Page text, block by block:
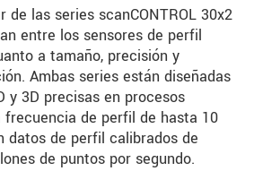
de las series scanCONTROL 30x2
entre los sensores de perfil
a tamaño, precisión y
Ambas series están diseñadas
y 3D precisas en procesos
frecuencia de perfil de hasta 10
datos de perfil calibrados de
de puntos por segundo.